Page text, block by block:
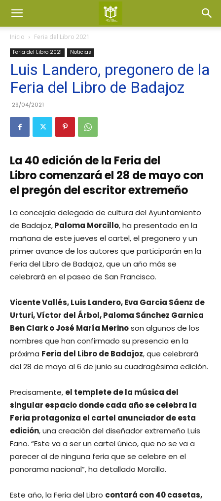
Inicio Feria del Libro 2021
Feria del Libro 2021 Noticias
Luis Landero, pregonero de la
Feria del Libro de Badajoz
29/04/2021
La 40 edición de la Feria del
Libro comenzará el 28 de mayo con
el pregón del escritor extremeño
La concejala delegada de cultura del Ayuntamiento
de Badajoz,Paloma Morcillo, ha presentado en la
mañana de este jueves el cartel, el pregonero y un
primer avance de los autores que participarán en la
Feria del Libro de Badajoz, que un año más se
celebrará en el paseo de San Francisco.
Vicente Vallés, Luis Landero, Eva Garcia Sáenz de
Urturi, Víctor del Árbol, Paloma Sánchez Garnica
Ben Clark o José María Merinoson algunos de los
nombres que han confirmado su presencia en la
próxima Feria del Libro de Badajoz, que celebrará
del 28 de mayo al 6 de junio su cuadragésima edición.
Precisamente, el templete de la música del
singular espacio donde cada año se celebra la
Feria protagoniza el cartel anunciador de esta
edición, una creación del diseñador extremeño Luis
Fano. “Este va a ser un cartel único, que no se va a
parecer al de ninguna feria que se celebre en el
panorama nacional”, ha detallado Morcillo.
Este año, la Feria del Libro contará con 40 casetas,